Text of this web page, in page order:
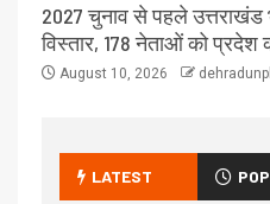
2027 चुनाव से पहले उत्तराखंड
विस्तार, 178 नेताओं को प्रदेश
August 10, 2026
LATEST